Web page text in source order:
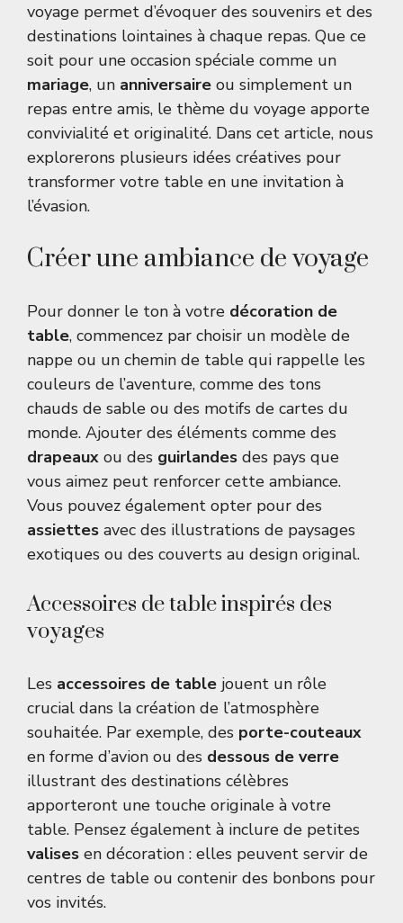
voyage permet d’évoquer des souvenirs et des
destinations lointaines à chaque repas. Que ce
soit pour une occasion spéciale comme un
mariage, un anniversaire ou simplement un
repas entre amis, le thème du voyage apporte
convivialité et originalité. Dans cet article, nous
explorerons plusieurs idées créatives pour
transformer votre table en une invitation à
l’évasion.
Créer une ambiance de voyage
Pour donner le ton à votre décoration de
table, commencez par choisir un modèle de
nappe ou un chemin de table qui rappelle les
couleurs de l’aventure, comme des tons
chauds de sable ou des motifs de cartes du
monde. Ajouter des éléments comme des
drapeaux ou des guirlandes des pays que
vous aimez peut renforcer cette ambiance.
Vous pouvez également opter pour des
assiettes avec des illustrations de paysages
exotiques ou des couverts au design original.
Accessoires de table inspirés des
voyages
Les accessoires de table jouent un rôle
crucial dans la création de l’atmosphère
souhaitée. Par exemple, des porte-couteaux
en forme d’avion ou des dessous de verre
illustrant des destinations célèbres
apporteront une touche originale à votre
table. Pensez également à inclure de petites
valises en décoration : elles peuvent servir de
centres de table ou contenir des bonbons pour
vos invités.